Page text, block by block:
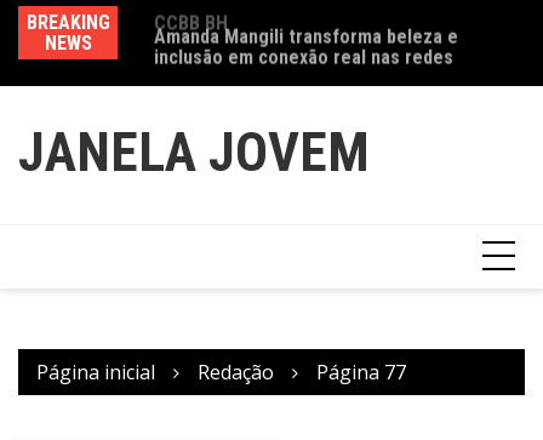
conteúdo
BREAKING
NEWS
feminino” no
Amanda Mangili transforma beleza e
inclusão em conexão real nas redes
JANELA JOVEM
Página inicial Redação Página 77